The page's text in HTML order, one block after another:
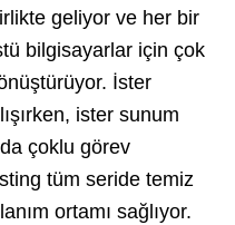
geliyor ve her bir
bilgisayarlar için çok
İster
ister sunum
çoklu görev
tüm seride temiz
ortamı sağlıyor.